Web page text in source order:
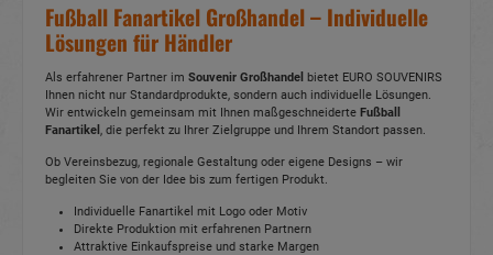
Fußball Fanartikel Großhandel – Individuelle
Lösungen für Händler
Als erfahrener Partner im Souvenir Großhandel
bietet EURO SOUVENIRS
Ihnen nicht nur Standardprodukte, sondern auch individuelle Lösungen.
Wir entwickeln gemeinsam mit Ihnen maßgeschneiderte Fußball
Fanartikel , die perfekt zu Ihrer Zielgruppe und Ihrem Standort passen.
Ob Vereinsbezug, regionale Gestaltung oder eigene Designs – wir
begleiten Sie von der Idee bis zum fertigen Produkt.
Individuelle Fanartikel mit Logo oder Motiv
Direkte Produktion mit erfahrenen Partnern
Attraktive Einkaufspreise und starke Margen